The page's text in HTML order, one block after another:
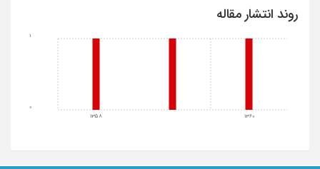
روند انتشار مقاله
1358 1360
0
1